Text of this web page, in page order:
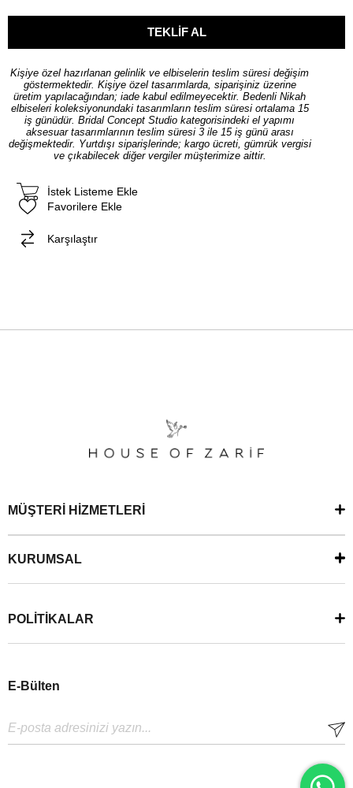
Kişiye özel hazırlanan gelinlik ve elbiselerin teslim süresi değişim
göstermektedir. Kişiye özel tasarımlarda, siparişiniz üzerine
üretim yapılacağından; iade kabul edilmeyecektir. Bedenli Nikah
elbiseleri koleksiyonundaki tasarımların teslim süresi ortalama 15
iş günüdür. Bridal Concept Studio kategorisindeki el yapımı
aksesuar tasarımlarının teslim süresi 3 ile 15 iş günü arası
değişmektedir. Yurtdışı siparişlerinde; kargo ücreti, gümrük vergisi
ve çıkabilecek diğer vergiler müşterimize aittir.
Favorilere Ekle
İstek Listeme Ekle
Karşılaştır
MÜŞTERİ HİZMETLERİ
KURUMSAL
POLİTİKALAR
E-Bülten